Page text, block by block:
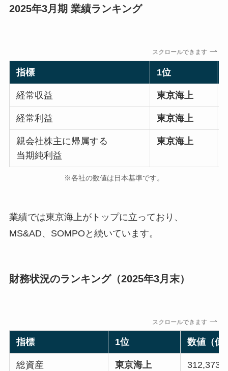
2025年3月期 業績ランキング
スクロールできます
指標 1位
経常収益 東京海上
経常利益 東京海上
親会社株主に帰属する
当期純利益
東京海上
※各社の数値は日本基準です。
業績では東京海上がトップに立っており、
MS&AD、SOMPOと続いています。
財務状況のランキング（2025年3月末）
スクロールできます
指標 1位 数値（億
総資産 東京海上 312,373